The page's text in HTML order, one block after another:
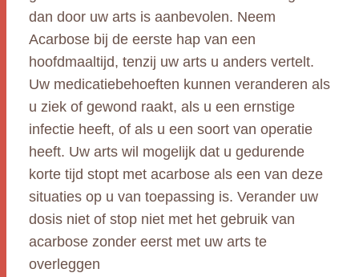
dan door uw arts is aanbevolen. Neem
Acarbose bij de eerste hap van een
hoofdmaaltijd, tenzij uw arts u anders vertelt.
Uw medicatiebehoeften kunnen veranderen als
u ziek of gewond raakt, als u een ernstige
infectie heeft, of als u een soort van operatie
heeft. Uw arts wil mogelijk dat u gedurende
korte tijd stopt met acarbose als een van deze
situaties op u van toepassing is. Verander uw
dosis niet of stop niet met het gebruik van
acarbose zonder eerst met uw arts te
overleggen